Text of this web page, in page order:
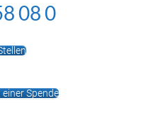
08 0
Spende